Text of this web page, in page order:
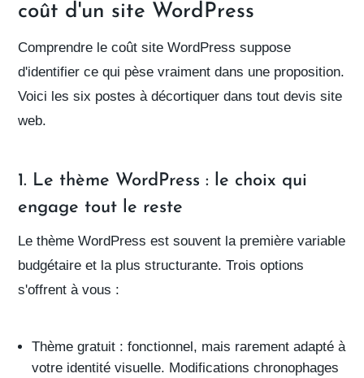
coût d'un site WordPress
Comprendre lecoût site WordPress suppose
d'identifier ce qui pèse vraiment dans une proposition.
Voici les six postes à décortiquer dans toutdevis site
web.
1. Le thème WordPress : le choix qui
engage tout le reste
Lethème WordPress est souvent la première variable
budgétaire et la plus structurante. Trois options
s'offrent à vous :
Thème gratuit : fonctionnel, mais rarement adapté à
votre identité visuelle. Modifications chronophages